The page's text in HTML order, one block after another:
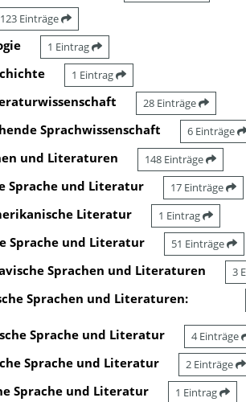
123 Einträge
1 Eintrag
1 Eintrag
28 Einträge
Sprachwissenschaft 6 Einträge
und Literaturen 148 Einträge
Sprache und Literatur 17 Einträge
Literatur 1 Eintrag
Sprache und Literatur 51 Einträge
Sprachen und Literaturen 3
Sprachen und Literaturen:
Sprache und Literatur 4 Einträge
Sprache und Literatur 2 Einträge
Sprache und Literatur 1 Eintrag